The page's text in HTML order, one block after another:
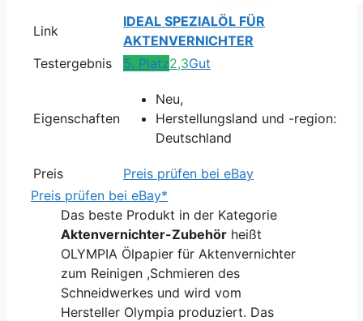
Link
IDEAL SPEZIALÖL FÜR
AKTENVERNICHTER
Testergebnis
5. Platz2,3Gut
Eigenschaften
Neu,
Herstellungsland und -region:
Deutschland
Preis
Preis prüfen bei eBay
Preis prüfen bei eBay*
Das beste Produkt in der Kategorie
Aktenvernichter-Zubehör heißt
OLYMPIA Ölpapier für Aktenvernichter
zum Reinigen ,Schmieren des
Schneidwerkes und wird vom
Hersteller Olympia produziert. Das